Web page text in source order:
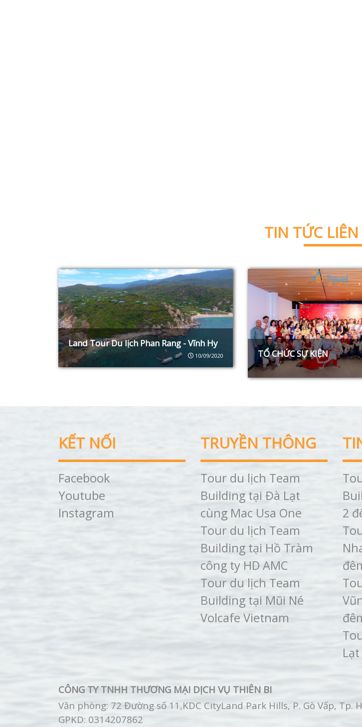
TIN TỨC
Land Tour Du lịch Phan Rang - Vĩnh Hy
10/09/2020 TỔ CHỨC SỰ KIỆN
KẾT NỐI
Facebook
Youtube
Instagram
TRUYỀN THÔNG
Tour du lịch Team
Building tại Đà Lạt
cùng Mac Usa One
Tour du lịch Team
Building tại Hồ Tràm
công ty HD AMC
Tour du lịch Team
Building tại Mũi Né
Volcafe Vietnam
2
CÔNG TY TNHH THƯƠNG MẠI DỊCH VỤ THIÊN BI
Văn phòng: 72 Đường số 11,KDC CityLand Park Hills, P. Gò Vấp, Tp.
GPKD: 0314207862